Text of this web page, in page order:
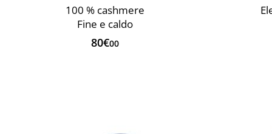
100 % cashmere
Fine e caldo
80€00